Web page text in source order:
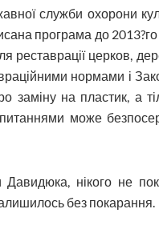
служби охорони
програма до 2013?го
церков,
нормами і
на пластик, а
може
Давидюка, нікого не
без покарання.